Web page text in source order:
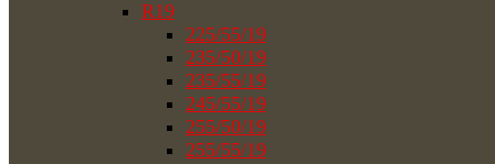
R19
225/55/19
235/50/19
235/55/19
245/55/19
255/50/19
255/55/19